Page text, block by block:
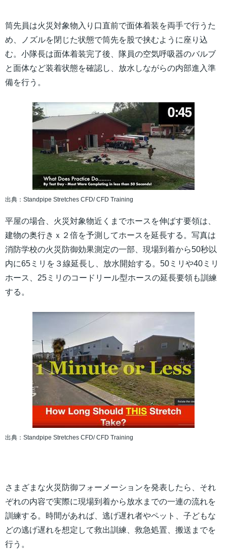
筒先員は火災対象物入り口直前で面体着装を両手で行うた
め、ノズルを閉じた状態で筒先を股で挟むように座り込
む。小隊長は面体着装完了後、隊員の空気呼吸器のバルブ
と面体など装着状態を確認し、放水しながらの内部進入準
備を行う。
出典：Standpipe Stretches CFD/ CFD Training
平屋の場合、火災対象物近くまでホースを伸ばす要領は、
建物の奥行きｘ２倍を予測してホースを延長する。写真は
消防学校の火災防御効果測定の一部、現場到着から50秒以
内に65ミリを３線延長し、放水開始する。50ミリや40ミリ
ホース、25ミリのコードリール型ホースの延長要領も訓練
する。
出典：Standpipe Stretches CFD/ CFD Training
さまざまな火災防御フォーメーションを発表したら、それ
ぞれの内容で実際に現場到着から放水までの一連の流れを
訓練する。時間があれば、逃げ遅れ者やペット、子どもな
どの逃げ遅れを想定して救出訓練、救急処置、搬送までを
行う。